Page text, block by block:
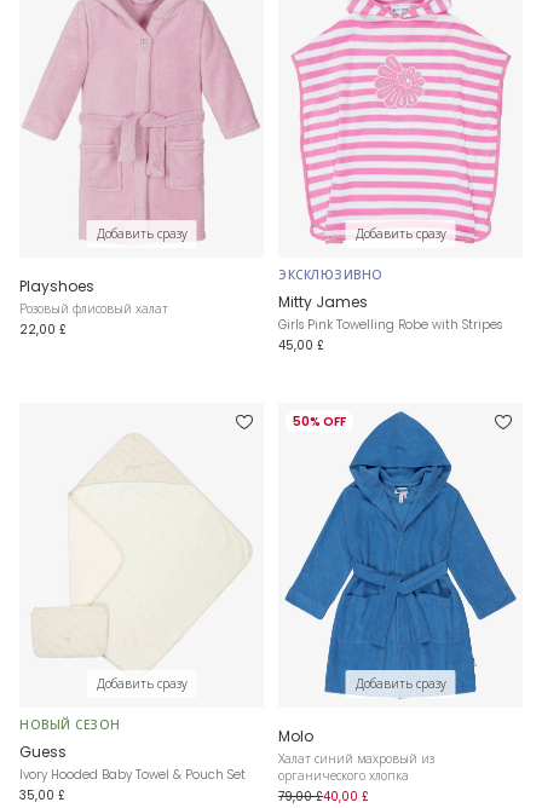
Добавить сразу
Playshoes
Розовый флисовый халат
22,00 £
Добавить сразу
ЭКСКЛЮЗИВНО
Mitty James
Girls Pink Towelling Robe with Stripes
45,00 £
Добавить сразу
НОВЫЙ СЕЗОН
Guess
Ivory Hooded Baby Towel & Pouch Set
35,00 £
50% OFF
Добавить сразу
Molo
Халат синий махровый из
органического хлопка
79,00 £40,00 £